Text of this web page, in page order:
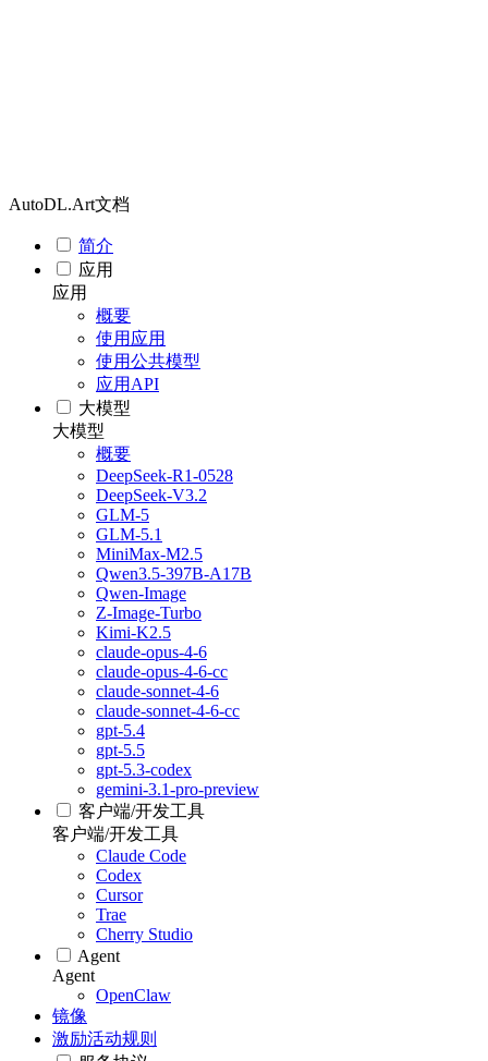
AutoDL.Art文档
简介
应用
应用
概要
使用应用
使用公共模型
应用API
大模型
大模型
概要
DeepSeek-R1-0528
DeepSeek-V3.2
GLM-5
GLM-5.1
MiniMax-M2.5
Qwen3.5-397B-A17B
Qwen-Image
Z-Image-Turbo
Kimi-K2.5
claude-opus-4-6
claude-opus-4-6-cc
claude-sonnet-4-6
claude-sonnet-4-6-cc
gpt-5.4
gpt-5.5
gpt-5.3-codex
gemini-3.1-pro-preview
客户端/开发工具
客户端/开发工具
Claude Code
Codex
Cursor
Trae
Cherry Studio
Agent
Agent
OpenClaw
镜像
激励活动规则